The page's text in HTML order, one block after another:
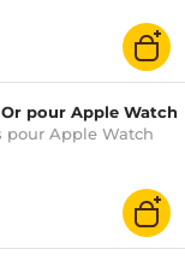
pour Apple Watch
pour Apple Watch